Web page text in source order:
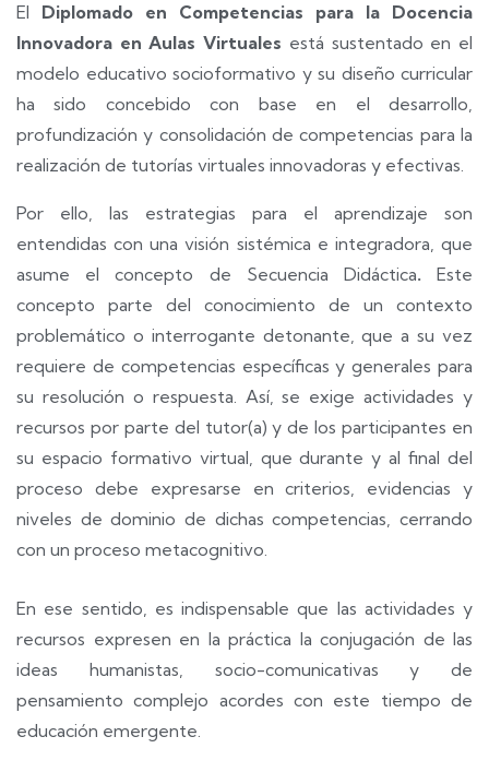
El Diplomado en
Competencias para la Docencia
Innovadora en Aulas Virtuales está sustentado en el
modelo educativo socioformativo y su diseño curricular
ha sido concebido con base en el desarrollo,
profundización y consolidación de competencias para la
realización de tutorías virtuales innovadoras y efectivas.
Por ello, las estrategias para el aprendizaje son
entendidas con una visión sistémica e integradora, que
asume el concepto de Secuencia Didáctica.Este
concepto parte del conocimiento de un contexto
problemático o interrogante detonante, que a su vez
requiere de competencias específicas y generales para
su resolución o respuesta. Así, se exige actividades y
recursos por parte del tutor(a) y de los participantes en
su espacio formativo virtual, que durante y al final del
proceso debe expresarse en criterios, evidencias y
niveles de dominio de dichas competencias, cerrando
con un proceso metacognitivo.
En ese sentido, es indispensable que las actividades y
recursos expresen en la práctica la conjugación de las
ideas humanistas, socio-comunicativas y de
pensamiento complejo acordes con este tiempo de
educación emergente.